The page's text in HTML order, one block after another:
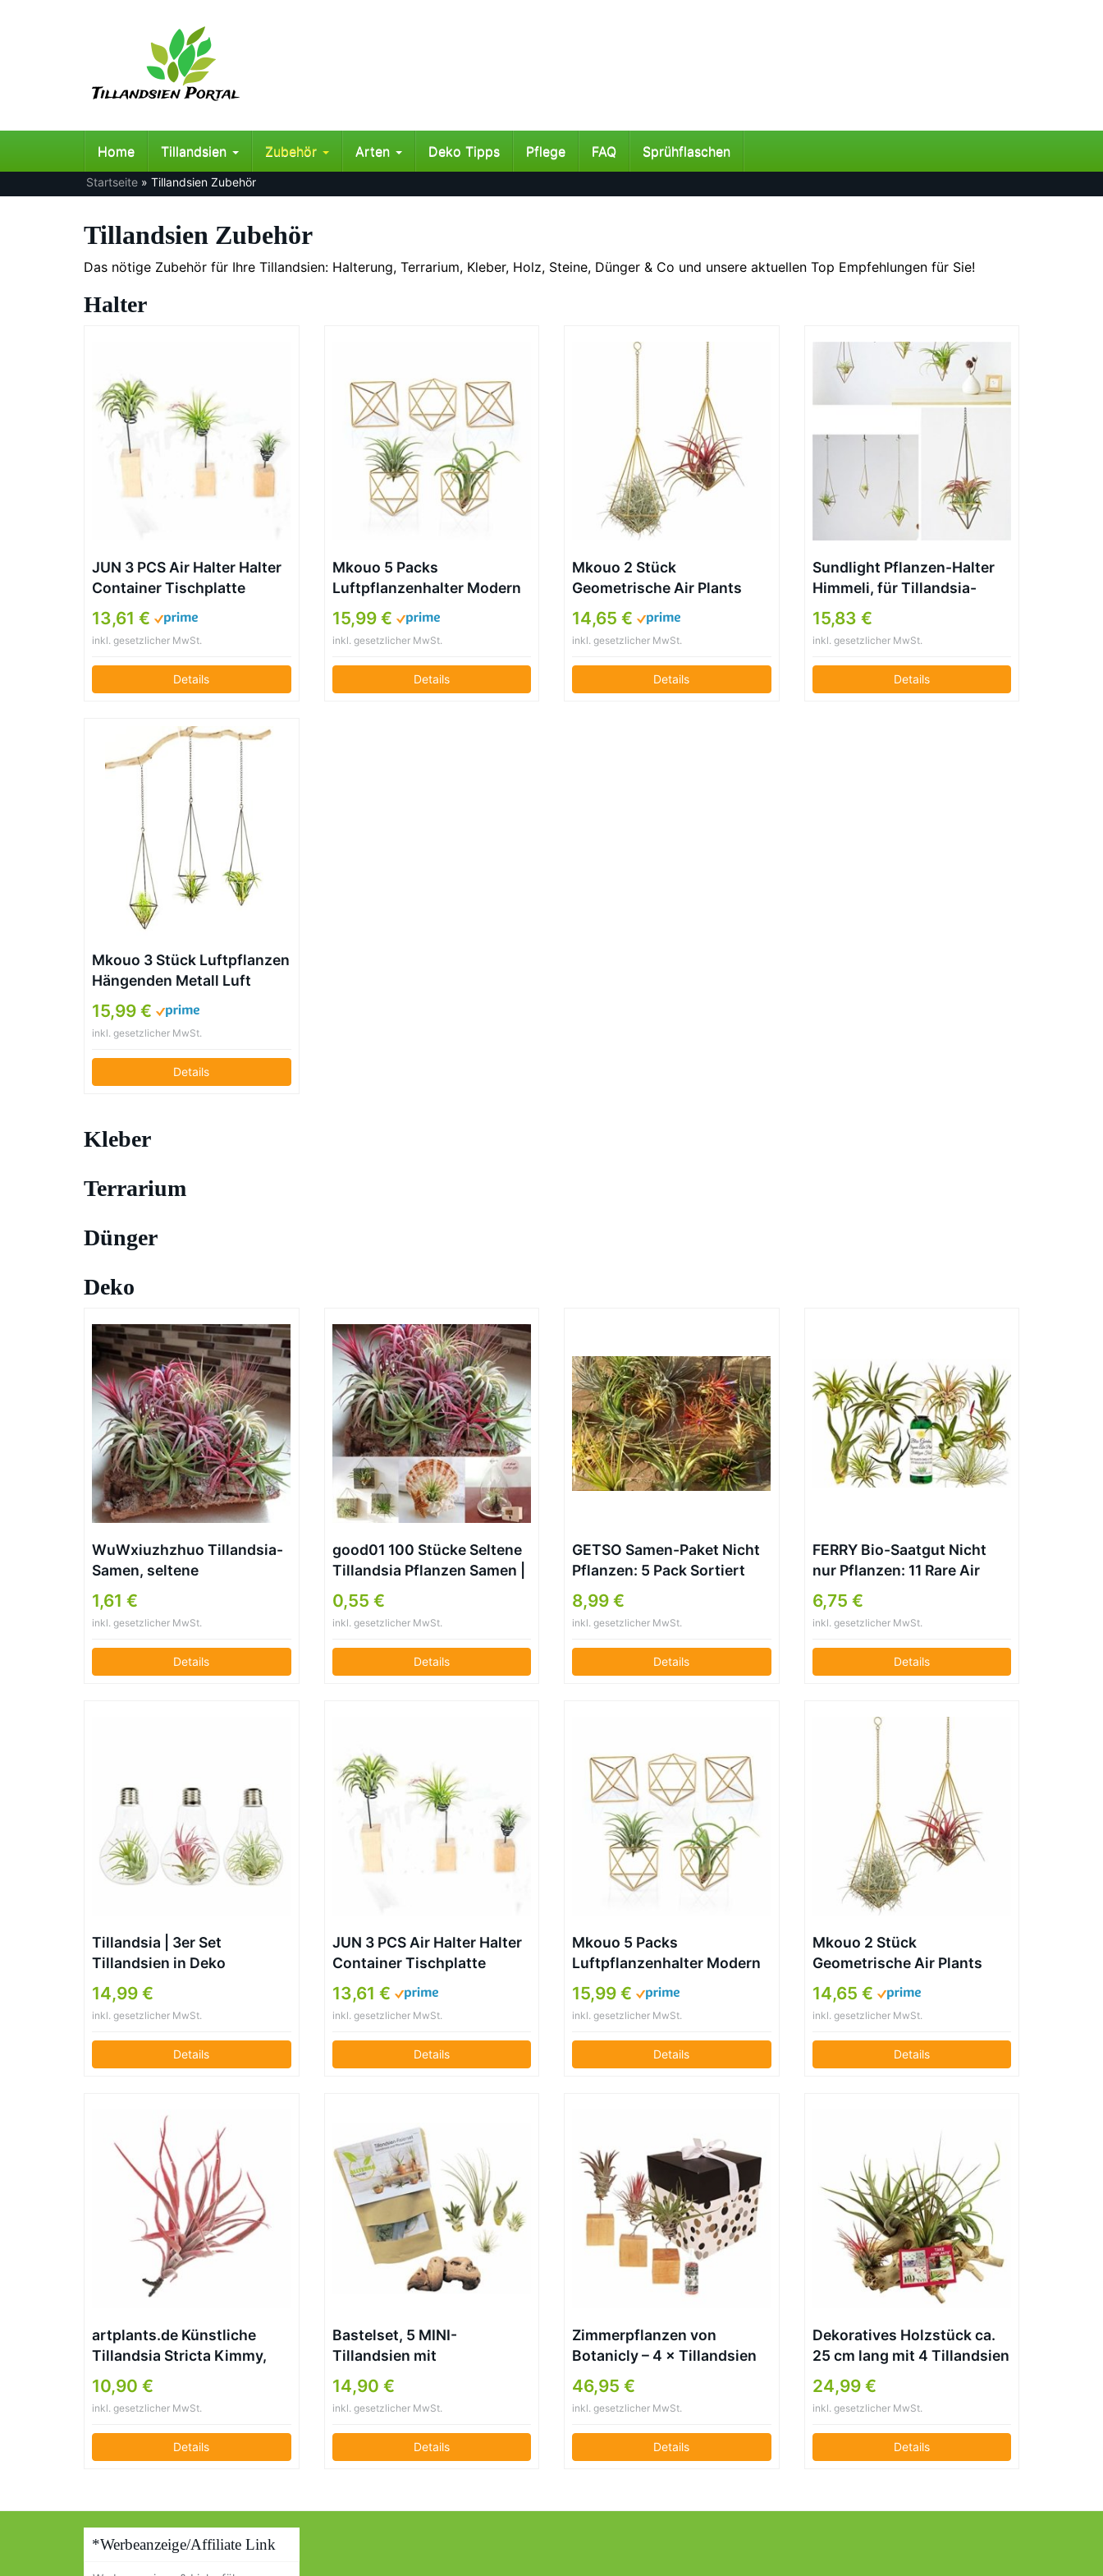
Home Tillandsien Zubehör Arten Deko Tipps Pflege FAQ Sprühflaschen
Startseite » Tillandsien Zubehör
Tillandsien Zubehör
Das nötige Zubehör für Ihre Tillandsien: Halterung, Terrarium, Kleber, Holz, Steine, Dünger & Co und unsere aktuellen Top Empfehlungen für Sie!
Halter
JUN 3 PCS Air Halter Halter
Container Tischplatte
Pflanzgefäß Set in 3 Größen,
Holz Sockel Air Ständer
Vase Topf, für Aufhängen
Air, Kleine Tillandsien Mini
Kaktus Faux Pflanzen Innen
13,61 €
inkl. gesetzlicher MwSt.
Details
Mkouo 5 Packs
Luftpflanzenhalter Modern
Geometric Pflanzen
Tillandsia Container Metall
Luftfarne Display Stand
Mini Tablatop Himmeli
Decor with Each Side 2.6″
15,99 €
inkl. gesetzlicher MwSt.
Details
Mkouo 2 Stück
Geometrische Air Plants
Hängenden Rack Holder
métal tillandsien Pflanzen
Halter(und Eisenkette) Glod
Wandvasen Topf Container
Dekoration, 22,9×12,7 cm
14,65 €
inkl. gesetzlicher MwSt.
Details
Sundlight Pflanzen-Halter
Himmeli, für Tillandsia-
Pflanzen (mit Ketten), 2er-
Pack, M: 25*7.5cm
15,83 €
inkl. gesetzlicher MwSt.
Details
Mkouo 3 Stück Luftpflanzen
Hängenden Metall Luft
Pflanze Halter Topf
Container Dekoration –
Bronze
15,99 €
inkl. gesetzlicher MwSt.
Details
Kleber
Terrarium
Dünger
Deko
WuWxiuzhzhuo Tillandsia-
Samen, seltene
Gartendekoration, 100
Stück 1
1,61 €
inkl. gesetzlicher MwSt.
Details
good01 100 Stücke Seltene
Tillandsia Pflanzen Samen |
Sortierte Lonantha-
Luftpflanzen Für Garten-
Schönheits-Dekoration
0,55 €
inkl. gesetzlicher MwSt.
Details
GETSO Samen-Paket Nicht
Pflanzen: 5 Pack Sortiert
Tillandsien
8,99 €
inkl. gesetzlicher MwSt.
Details
FERRY Bio-Saatgut Nicht
nur Pflanzen: 11 Rare Air
Tillandsien mit Flasche Bio-
Lebensmittel
6,75 €
inkl. gesetzlicher MwSt.
Details
Tillandsia | 3er Set
Tillandsien in Deko
Glühbirnen | Länge 12-14cm
14,99 €
inkl. gesetzlicher MwSt.
Details
JUN 3 PCS Air Halter Halter
Container Tischplatte
Pflanzgefäß Set in 3 Größen,
Holz Sockel Air Ständer
Vase Topf, für Aufhängen
Air, Kleine Tillandsien Mini
Kaktus Faux Pflanzen Innen
13,61 €
inkl. gesetzlicher MwSt.
Details
Mkouo 5 Packs
Luftpflanzenhalter Modern
Geometric Pflanzen
Tillandsia Container Metall
Luftfarne Display Stand
Mini Tablatop Himmeli
Decor with Each Side 2.6″
15,99 €
inkl. gesetzlicher MwSt.
Details
Mkouo 2 Stück
Geometrische Air Plants
Hängenden Rack Holder
métal tillandsien Pflanzen
Halter(und Eisenkette) Glod
Wandvasen Topf Container
Dekoration, 22,9×12,7 cm
14,65 €
inkl. gesetzlicher MwSt.
Details
artplants.de Künstliche
Tillandsia Stricta Kimmy,
rot, 25cm – Kunstpflanze
10,90 €
inkl. gesetzlicher MwSt.
Details
Bastelset, 5 MINI-
Tillandsien mit
Pflanzenfixierset und
Dekowurzel
14,90 €
inkl. gesetzlicher MwSt.
Details
Zimmerpflanzen von
Botanicly – 4 × Tillandsien
arrangement aus 3 Sorten –
Höhe: 15 cm – Tillandsia
46,95 €
inkl. gesetzlicher MwSt.
Details
Dekoratives Holzstück ca.
25 cm lang mit 4 Tillandsien
24,99 €
inkl. gesetzlicher MwSt.
Details
*Werbeanzeige/Affiliate Link